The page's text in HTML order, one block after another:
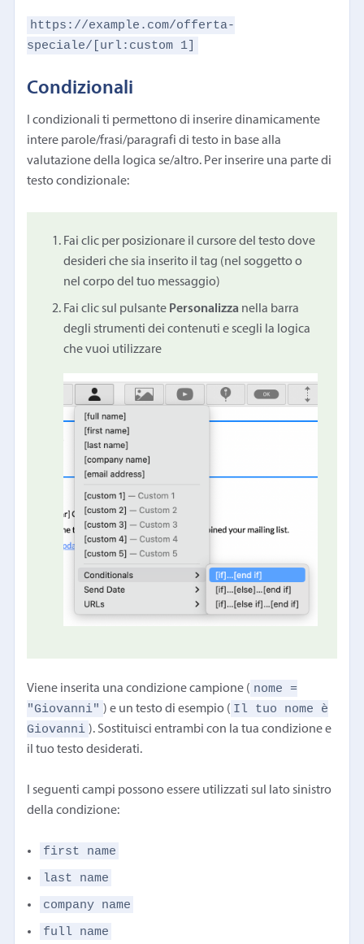
https://example.com/offerta-
speciale/[url:custom 1]
Condizionali
I condizionali ti permettono di inserire dinamicamente
intere parole/frasi/paragrafi di testo in base alla
valutazione della logica se/altro. Per inserire una parte di
testo condizionale:
Fai clic per posizionare il cursore del testo dove
desideri che sia inserito il tag (nel soggetto o
nel corpo del tuo messaggio)
Fai clic sul pulsante Personalizza nella barra
degli strumenti dei contenuti e scegli la logica
che vuoi utilizzare
Viene inserita una condizione campione ( nome =
"Giovanni" ) e un testo di esempio ( Il tuo nome è
Giovanni ). Sostituisci entrambi con la tua condizione e
il tuo testo desiderati.
I seguenti campi possono essere utilizzati sul lato sinistro
della condizione:
first name
last name
company name
full name